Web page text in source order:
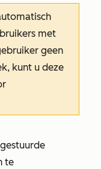
met
geen
kunt u deze
te